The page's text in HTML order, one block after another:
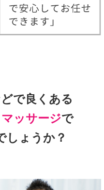
で良くある
ッサージで
しょうか？